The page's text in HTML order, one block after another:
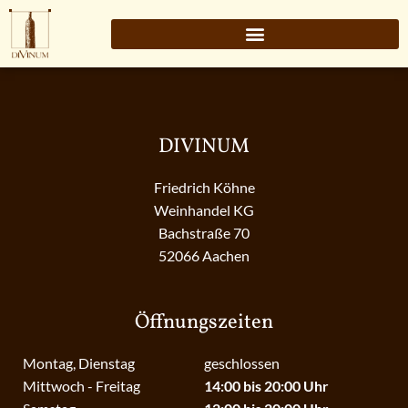
DIVINUM
Friedrich Köhne
Weinhandel KG
Bachstraße 70
52066 Aachen
Öffnungszeiten
Montag, Dienstag
Mittwoch - Freitag
geschlossen
14:00 bis 20:00 Uhr